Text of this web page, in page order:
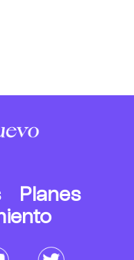
Planes